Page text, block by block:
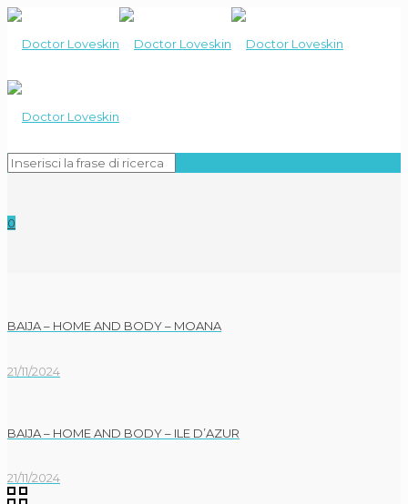
0
BAIJA – HOME AND BODY – MOANA
21/11/2024
BAIJA – HOME AND BODY – ILE D’AZUR
21/11/2024